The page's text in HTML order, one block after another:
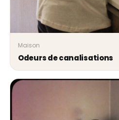
Maison
Odeurs de canalisations